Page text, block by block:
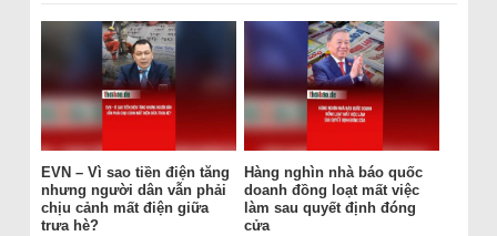
EVN – Vì sao tiền điện tăng
nhưng người dân vẫn phải
chịu cảnh mất điện giữa
trưa hè?
Hàng nghìn nhà báo quốc
doanh đồng loạt mất việc
làm sau quyết định đóng
cửa